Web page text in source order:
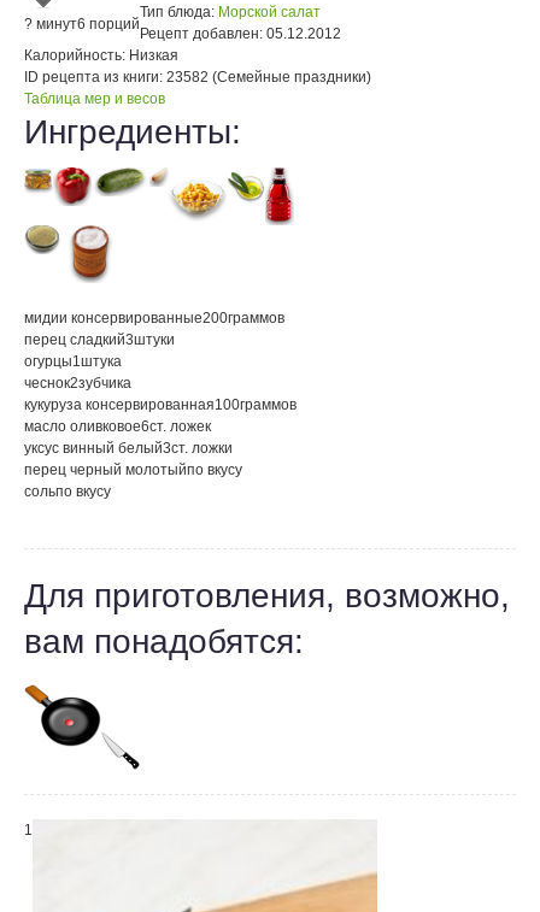
? минут6 порций
Тип блюда: Морской салат
Рецепт добавлен: 05.12.2012
Калорийность: Низкая
ID рецепта из книги: 23582 (Семейные праздники)
Таблица мер и весов
Ингредиенты:
мидии консервированные200граммов
перец сладкий3штуки
огурцы1штука
чеснок2зубчика
кукуруза консервированная100граммов
масло оливковое6ст. ложек
уксус винный белый3ст. ложки
перец черный молотыйпо вкусу
сольпо вкусу
Для приготовления, возможно,
вам понадобятся:
1